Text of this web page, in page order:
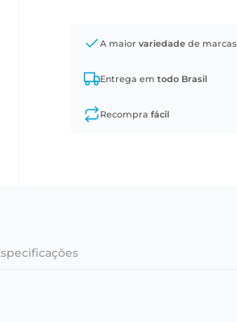
A maior variedadede marcas
Entrega em todo Brasil
Recompra fácil